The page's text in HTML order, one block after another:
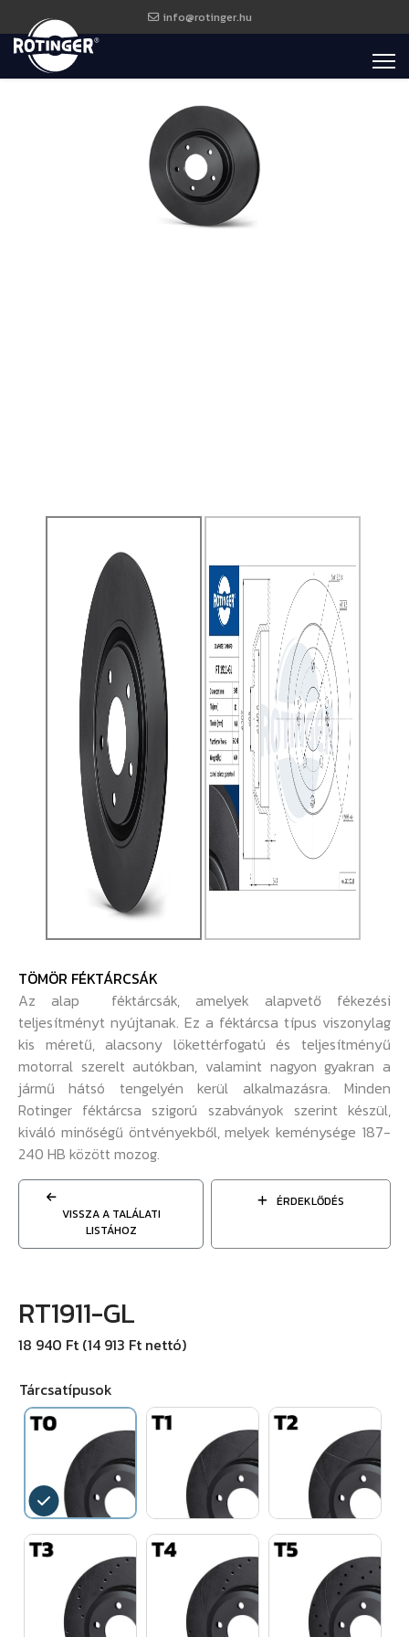
info@rotinger.hu
TÖMÖR FÉKTÁRCSÁK
Az alap féktárcsák, amelyek alapvető fékezési
teljesítményt nyújtanak. Ez a féktárcsa típus viszonylag
kis méretű, alacsony lökettérfogatú és teljesítményű
motorral szerelt autókban, valamint nagyon gyakran a
jármű hátsó tengelyén kerül alkalmazásra. Minden
Rotinger féktárcsa szigorú szabványok szerint készül,
kiváló minőségű öntvényekből, melyek keménysége 187-
240 HB között mozog.
VISSZA A TALÁLATI
LISTÁHOZ
ÉRDEKLŐDÉS
RT1911-GL
18 940 Ft (14 913 Ft nettó)
Tárcsatípusok